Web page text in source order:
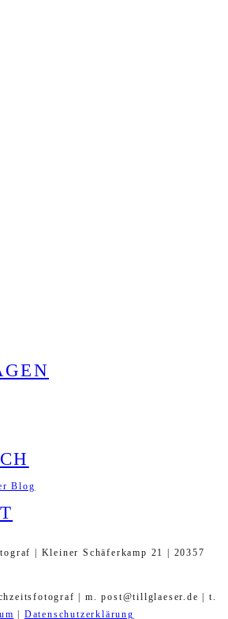
Blog
| Kleiner Schäferkamp 21 | 20357
| m. post@tillglaeser.de | t.
Datenschutzerklärung